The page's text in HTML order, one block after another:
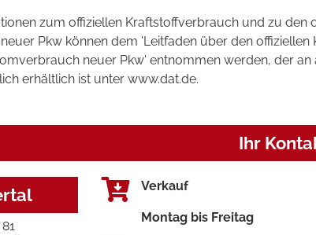
zum offiziellen Kraftstoffverbrauch und zu den
Pkw können dem 'Leitfaden über den
neuer Pkw' entnommen werden, der
erhältlich ist unter www.dat.de.
Ihr
Verkauf
Montag bis Freitag